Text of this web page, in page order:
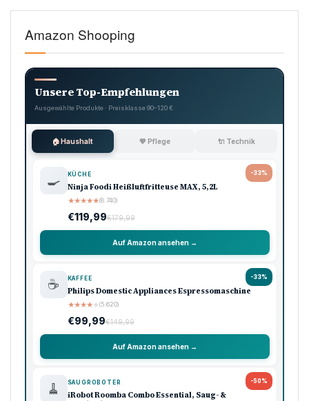
Amazon Shooping
Unsere Top-Empfehlungen
Ausgewählte Produkte · Preisklasse 90–120 €
🏠 Haushalt 💖 Pflege 🔌 Technik
-33%
🍳 KÜCHE
Ninja Foodi Heißluftfritteuse MAX, 5,2L
★★★★★(8.740)
€119,99€179,99
Auf Amazon ansehen →
-33%
☕ KAFFEE
Philips Domestic Appliances Espressomaschine
★★★★★(5.620)
€99,99€149,99
Auf Amazon ansehen →
-50%
🧹 SAUGROBOTER
iRobot Roomba Combo Essential, Saug- &